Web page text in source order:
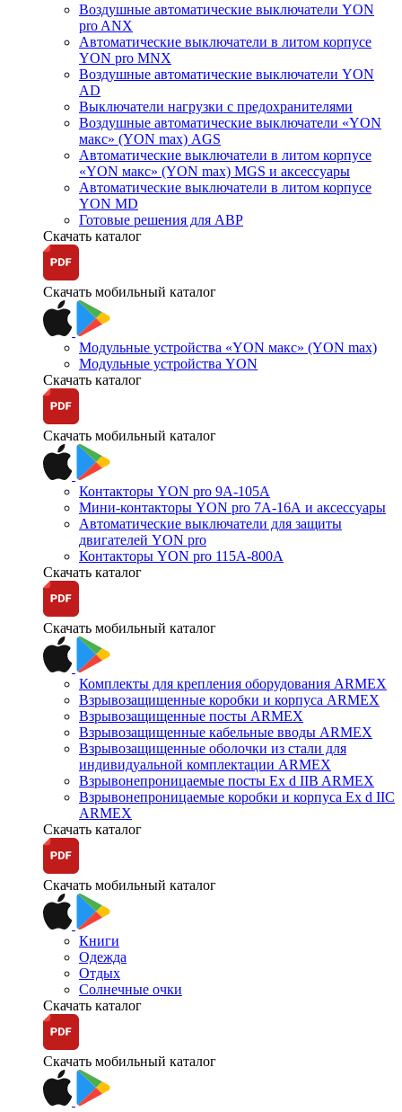
Воздушные автоматические выключатели YON
pro ANX
Автоматические выключатели в литом корпусе
YON pro MNX
Воздушные автоматические выключатели YON
AD
Выключатели нагрузки с предохранителями
Воздушные автоматические выключатели «YON
макс» (YON max) AGS
Автоматические выключатели в литом корпусе
«YON макс» (YON max) MGS и аксессуары
Автоматические выключатели в литом корпусе
YON MD
Готовые решения для АВР
Скачать каталог
Скачать мобильный каталог
Модульные устройства «YON макс» (YON max)
Модульные устройства YON
Скачать каталог
Скачать мобильный каталог
Контакторы YON pro 9А-105А
Мини-контакторы YON pro 7А-16А и аксессуары
Автоматические выключатели для защиты
двигателей YON pro
Контакторы YON pro 115А-800А
Скачать каталог
Скачать мобильный каталог
Комплекты для крепления оборудования ARMEX
Взрывозащищенные коробки и корпуса ARMEX
Взрывозащищенные посты ARMEX
Взрывозащищенные кабельные вводы ARMEX
Взрывозащищенные оболочки из стали для
индивидуальной комплектации ARMEX
Взрывонепроницаемые посты Ex d IIB ARMEX
Взрывонепроницаемые коробки и корпуса Ex d IIС
ARMEX
Скачать каталог
Скачать мобильный каталог
Книги
Одежда
Отдых
Солнечные очки
Скачать каталог
Скачать мобильный каталог